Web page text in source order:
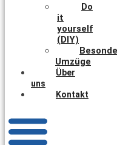
Do
it
yourself
(DIY)
Umzüge
Über
uns
Kontakt